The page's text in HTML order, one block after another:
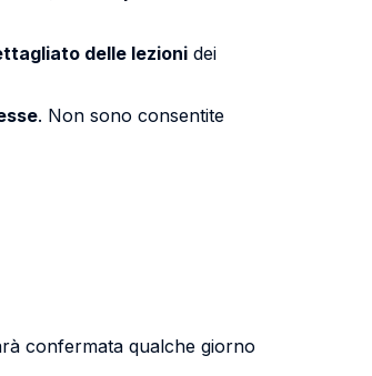
delle lezioni dei
. Non sono consentite
confermata qualche giorno